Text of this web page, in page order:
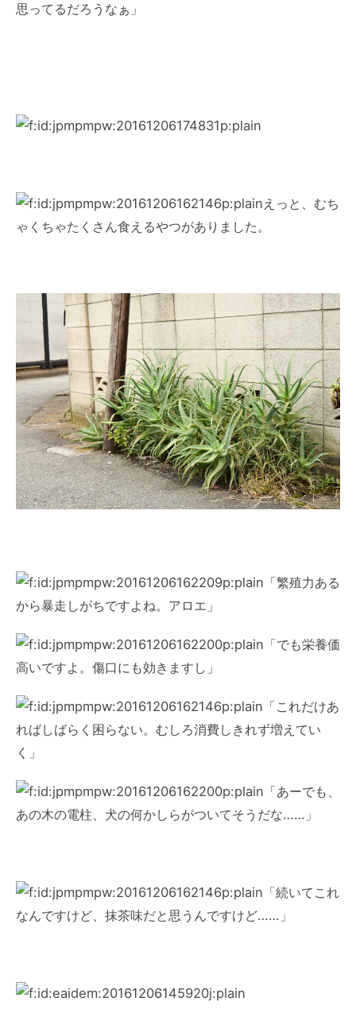
思ってるだろうなぁ」
えっと、むち
ゃくちゃたくさん食えるやつがありました。
「繁殖力ある
から暴走しがちですよね。アロエ」
「でも栄養価
高いですよ。傷口にも効きますし」
「これだけあ
ればしばらく困らない。むしろ消費しきれず増えてい
く」
「あーでも、
あの木の電柱、犬の何かしらがついてそうだな……」
「続いてこれ
なんですけど、抹茶味だと思うんですけど……」